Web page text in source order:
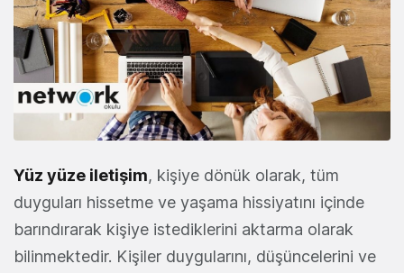
Yüz yüze iletişim, kişiye dönük olarak, tüm
duyguları hissetme ve yaşama hissiyatını içinde
barındırarak kişiye istediklerini aktarma olarak
bilinmektedir. Kişiler duygularını, düşüncelerini ve